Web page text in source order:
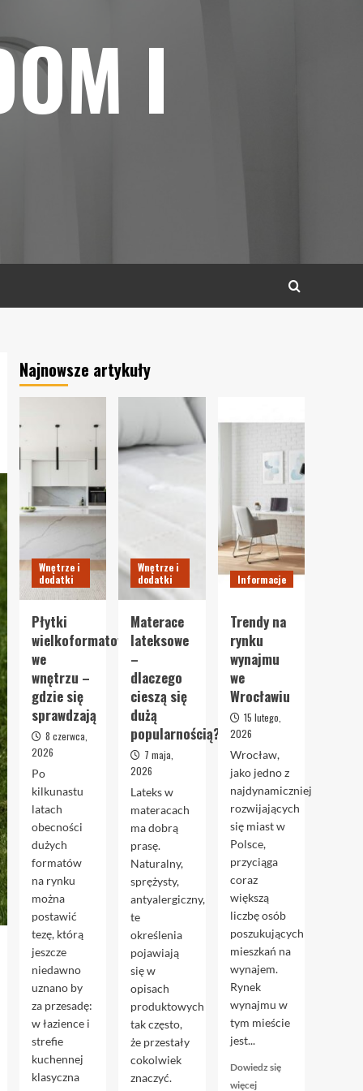
I
Najnowsze artykuły
Wnętrze i
dodatki
Płytki
wielkoformatowe
we
wnętrzu –
gdzie się
sprawdzają
8 czerwca,
2026
Po
kilkunastu
latach
obecności
dużych
formatów
na rynku
można
postawić
tezę, którą
jeszcze
niedawno
uznano by
za przesadę:
w łazience i
strefie
kuchennej
klasyczna
Wnętrze i
dodatki
Materace
lateksowe
–
dlaczego
cieszą się
dużą
popularnością?
7 maja,
2026
Lateks w
materacach
ma dobrą
prasę.
Naturalny,
sprężysty,
antyalergiczny,
te
określenia
pojawiają
się w
opisach
produktowych
tak często,
że przestały
cokolwiek
znaczyć.
Informacje
Trendy na
rynku
wynajmu
we
Wrocławiu
15 lutego,
2026
Wrocław,
jako jedno z
najdynamiczniej
rozwijających
się miast w
Polsce,
przyciąga
coraz
większą
liczbę osób
poszukujących
mieszkań na
wynajem.
Rynek
wynajmu w
tym mieście
jest...
Dowiedz się
więcejDowiedz